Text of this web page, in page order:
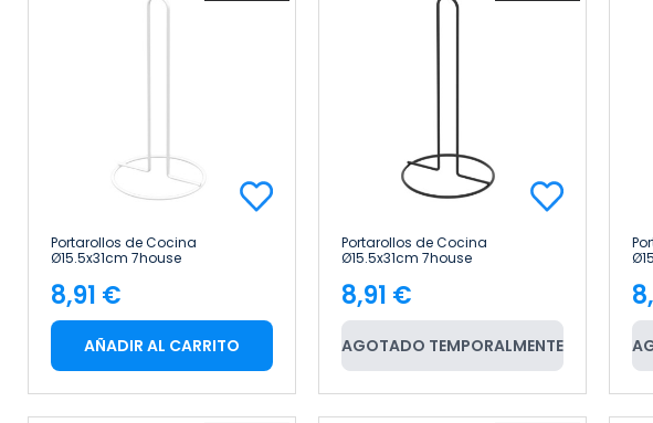
Portarollos de Cocina
Ø15.5x31cm 7house
Precio
8,91 €
AÑADIR AL CARRITO
Portarollos de Cocina
Ø15.5x31cm 7house
Precio
8,91 €
AGOTADO TEMPORALMENTE